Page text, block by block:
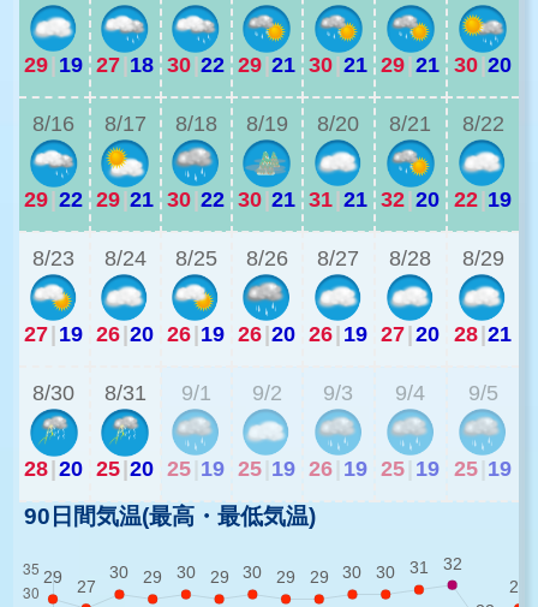
29| 19 27|18 30|22 29|21 30|21 29|21 30|20
8/16
29|22
8/17
29|21
8/18
30|22
8/19
30|21
8/20
31|21
8/21
32|20
8/22
22|19
8/23
27| 19
8/24
26|20
8/25
26|19
8/26
26|20
8/27
26| 19
8/28
27|20
8/29
28|21
8/30
28|20
8/31
25|20
9/1
25 19
9/2
25 19
9/3
26 19
9/4
25 19
9/5
25 19
90日間気温(最高・最低気温)